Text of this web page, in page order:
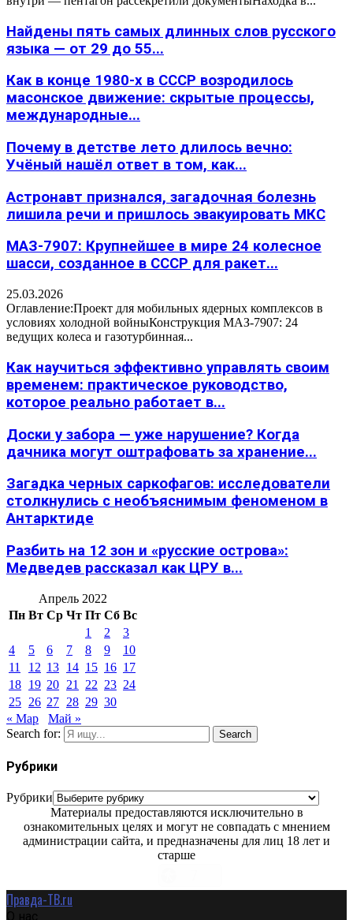
Найдены пять самых длинных слов русского
языка — от 29 до 55...
Как в конце 1980-х в СССР возродилось
масонское движение: скрытые процессы,
международные...
Почему в детстве лето длилось вечно:
Учёный нашёл ответ в том, как...
Астронавт признался, загадочная болезнь
лишила речи и пришлось эвакуировать МКС
МАЗ-7907: Крупнейшее в мире 24 колесное
шасси, созданное в СССР для ракет...
25.03.2026
Оглавление:Проект для мобильных ядерных комплексов в
условиях холодной войныКонструкция МАЗ-7907: 24
ведущих колеса и газотурбинная...
Как научиться эффективно управлять своим
временем: практическое руководство,
которое реально работает в...
Доски у забора — уже нарушение? Когда
дачника могут оштрафовать за хранение...
Загадка черных саркофагов: исследователи
столкнулись с необъяснимым феноменом в
Антарктиде
Разбить на 12 зон и «русские острова»:
Медведев рассказал как ЦРУ в...
Апрель 2022
Пн Вт Ср Чт Пт Сб Вс
1
2
3
4
5 6 7 8 9
10
11
12 13 14 15 16 17
18 19 20 21 22 23 24
25 26 27 28 29 30
« Мар
Май »
Search for:
Search
Рубрики
Рубрики
Материалы предоставляются исключительно в
ознакомительных целях и могут не совпадать с мнением
администрации сайта, и предназначены для лиц 18 лет и
старше
Правда-ТВ.ru
О нас